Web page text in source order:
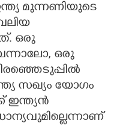
മുന്നണിയുടെ
ഒരു
ഒരു
സഖ്യം യോഗം
ഇന്ത്യൻ